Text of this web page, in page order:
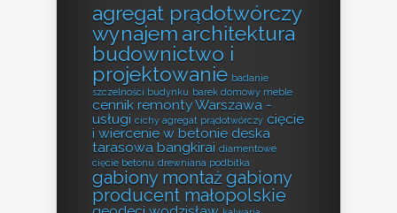
agregat prądotwórczy
wynajem architektura
budownictwo i
projektowanie badanie
szczelności budynku barek domowy meble
cennik remonty Warszawa -
usługi cichy agregat prądotwórczy cięcie
i wiercenie w betonie deska
tarasowa bangkirai diamentowe
cięcie betonu drewniana podbitka
gabiony montażgabiony
producent małopolskie